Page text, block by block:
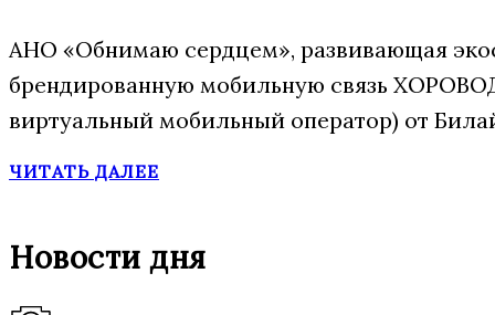
АНО «Обнимаю сердцем», развивающая
брендированную мобильную связь
виртуальный мобильный оператор) от
ЧИТАТЬ ДАЛЕЕ
Новости дня